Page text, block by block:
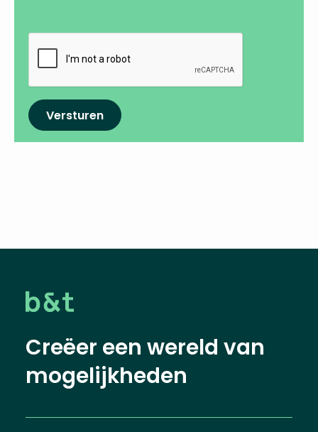
Versturen
Creëer een wereld van
mogelijkheden